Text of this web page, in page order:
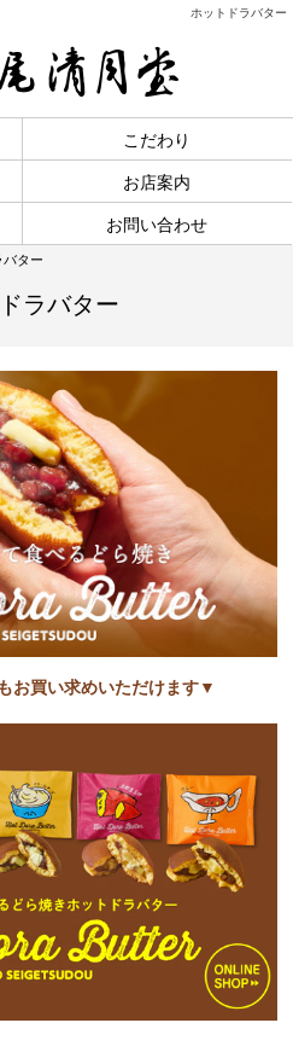
ホットドラバター
こだわり
お店案内
お問い合わせ
バター
ラバター
お買い求めいただけます▼